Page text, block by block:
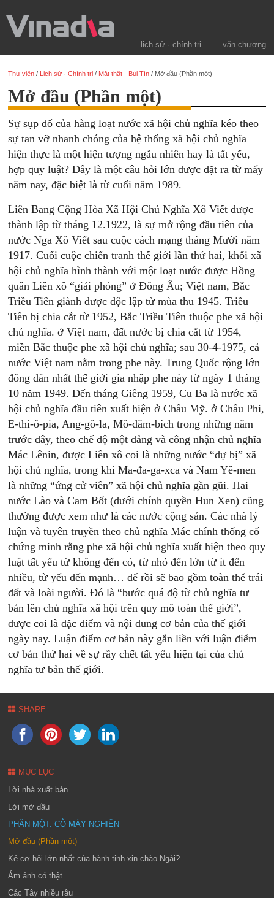
lịch sử · chính trị văn chương
Thư viện / Lịch sử · Chính trị / Mặt thật - Bùi Tín / Mở đầu (Phần một)
Mở đầu (Phần một)
Sự sụp đổ của hàng loạt nước xã hội chủ nghĩa kéo theo
sự tan vỡ nhanh chóng của hệ thống xã hội chủ nghĩa
hiện thực là một hiện tượng ngẫu nhiên hay là tất yếu,
hợp quy luật? Đây là một câu hỏi lớn được đặt ra từ mấy
năm nay, đặc biệt là từ cuối năm 1989.
Liên Bang Cộng Hòa Xã Hội Chủ Nghĩa Xô Viết được
thành lập từ tháng 12.1922, là sự mở rộng đầu tiên của
nước Nga Xô Viết sau cuộc cách mạng tháng Mười năm
1917. Cuối cuộc chiến tranh thế giới lần thứ hai, khối xã
hội chủ nghĩa hình thành với một loạt nước được Hồng
quân Liên xô “giải phóng” ở Đông Âu; Việt nam, Bắc
Triều Tiên giành được độc lập từ mùa thu 1945. Triều
Tiên bị chia cắt từ 1952, Bắc Triều Tiên thuộc phe xã hội
chủ nghĩa. ở Việt nam, đất nước bị chia cắt từ 1954,
miền Bắc thuộc phe xã hội chủ nghĩa; sau 30-4-1975, cả
nước Việt nam nằm trong phe này. Trung Quốc rộng lớn
đông dân nhất thế giới gia nhập phe này từ ngày 1 tháng
10 năm 1949. Đến tháng Giêng 1959, Cu Ba là nước xã
hội chủ nghĩa đầu tiên xuất hiện ở Châu Mỹ. ở Châu Phi,
E-thi-ô-pia, Ang-gô-la, Mô-dăm-bích trong những năm
trước đây, theo chế độ một đảng và công nhận chủ nghĩa
Mác Lênin, được Liên xô coi là những nước “dự bị” xã
hội chủ nghĩa, trong khi Ma-đa-ga-xca và Nam Yê-men
là những “ứng cử viên” xã hội chủ nghĩa gần gũi. Hai
nước Lào và Cam Bốt (dưới chính quyền Hun Xen) cũng
thường được xem như là các nước cộng sản. Các nhà lý
luận và tuyên truyền theo chủ nghĩa Mác chính thống cố
chứng minh rằng phe xã hội chủ nghĩa xuất hiện theo quy
luật tất yếu từ không đến có, từ nhỏ đến lớn từ ít đến
nhiều, từ yếu đến mạnh… để rồi sẽ bao gồm toàn thể trái
đất và loài người. Đó là “bước quá độ từ chủ nghĩa tư
bản lên chủ nghĩa xã hội trên quy mô toàn thế giới”,
được coi là đặc điểm và nội dung cơ bản của thế giới
ngày nay. Luận điểm cơ bản này gắn liền với luận điểm
cơ bản thứ hai về sự rẫy chết tất yếu hiện tại của chủ
nghĩa tư bản thế giới.
SHARE
MỤC LỤC
Lời nhà xuất bản
Lời mở đầu
PHẦN MỘT: CỖ MÁY NGHIỀN
Mở đầu (Phần một)
Kẻ cơ hội lớn nhất của hành tinh xin chào Ngài?
Ám ảnh có thật
Các Tây nhiều râu